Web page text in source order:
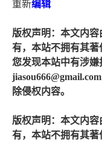
重新编辑
版权声明：本文内
有，本站不拥有其
您发现本站中有涉嫌
除侵权内容。
版权声明：本文内
有，本站不拥有其